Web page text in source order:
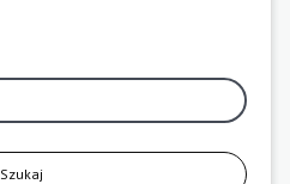
Szukaj